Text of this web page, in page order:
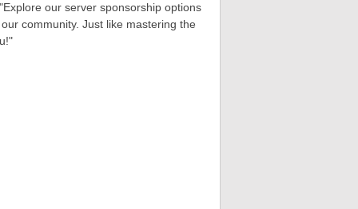
our server sponsorship options
community. Just like mastering the